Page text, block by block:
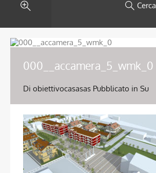
Cerca
000__accamera_5_wmk_0
Di obiettivocasasas Pubblicato in Su